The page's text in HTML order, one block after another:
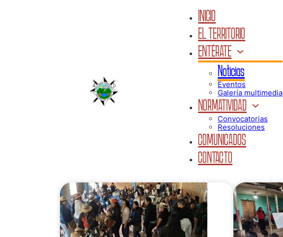
INICIO
EL TERRITORIO
ENTÉRATE
Noticias
Eventos
Galería multimedia
NORMATIVIDAD
Convocatorias
Resoluciones
COMUNICADOS
CONTACTO